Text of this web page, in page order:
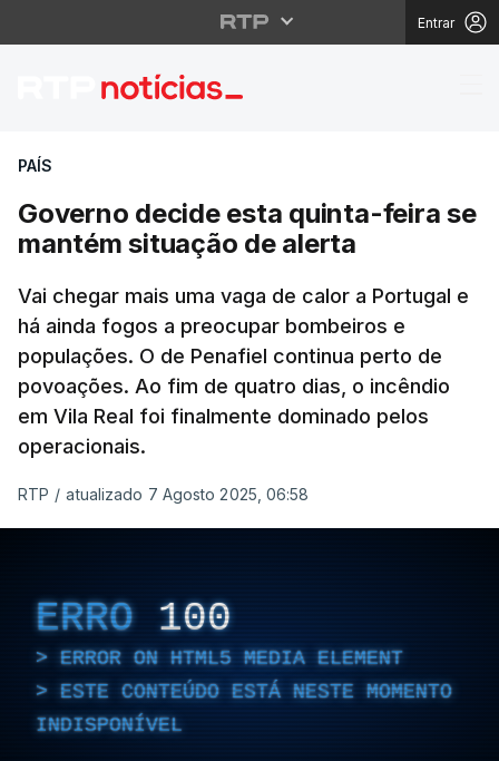
Entrar
Governo decide esta
PAÍS
Governo decide esta quinta-feira se
mantém situação de alerta
Vai chegar mais uma vaga de calor a Portugal e
há ainda fogos a preocupar bombeiros e
populações. O de Penafiel continua perto de
povoações. Ao fim de quatro dias, o incêndio
em Vila Real foi finalmente dominado pelos
operacionais.
RTP / atualizado 7 Agosto 2025, 06:58
ERRO 100
ERROR ON HTML5 MEDIA ELEMENT
ESTE CONTEÚDO ESTÁ NESTE MOMENTO
INDISPONÍVEL